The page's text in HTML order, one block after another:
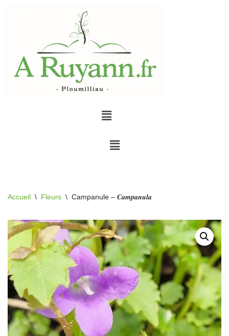
Accueil \ Fleurs \ Campanule – 𝑪𝒂𝒎𝒑𝒂𝒏𝒖𝒍𝒂